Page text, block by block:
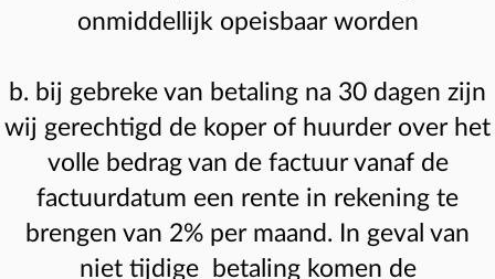
onmiddellijk opeisbaar worden
b. bij gebreke van betaling na 30 dagen zijn
wij gerechtigd de koper of huurder over het
volle bedrag van de factuur vanaf de
factuurdatum een rente in rekening te
brengen van 2% per maand. In geval van
niet tijdige betaling komen de